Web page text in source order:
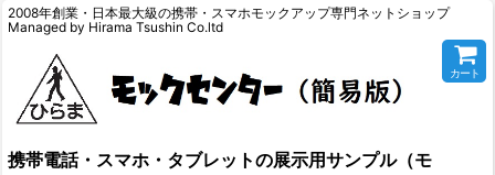
2008年創業・日本最大級の携帯・スマホモックアップ専門ネットショップ
Managed by Hirama Tsushin Co.ltd
携帯電話・スマホ・タブレットの展示用サンプル（モ
カート